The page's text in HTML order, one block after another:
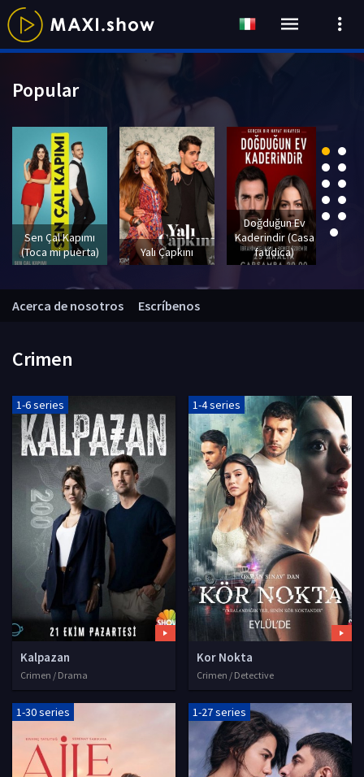
Crimen
1-6 series
Kalpazan
Crimen / Drama
1-4 series
Kor Nokta
Crimen / Detective
1-30 series 1-27 series
Acerca de nosotros Escríbenos
Popular
Sen Çal Kapımı
(Toca mi puerta)
Yalı Çapkını
Doğduğun Ev
Kaderindir (Casa
fatídica)